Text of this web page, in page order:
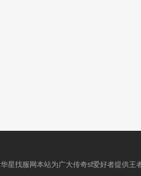
华星找服网本站为广大传奇sf爱好者提供王